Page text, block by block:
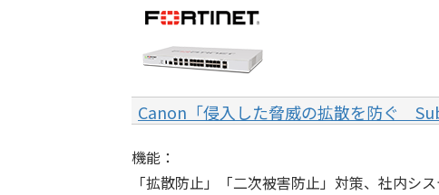
Canon「侵入した脅威の拡散を防ぐ
機能：
「拡散防止」「二次被害防止」対策、社内シ